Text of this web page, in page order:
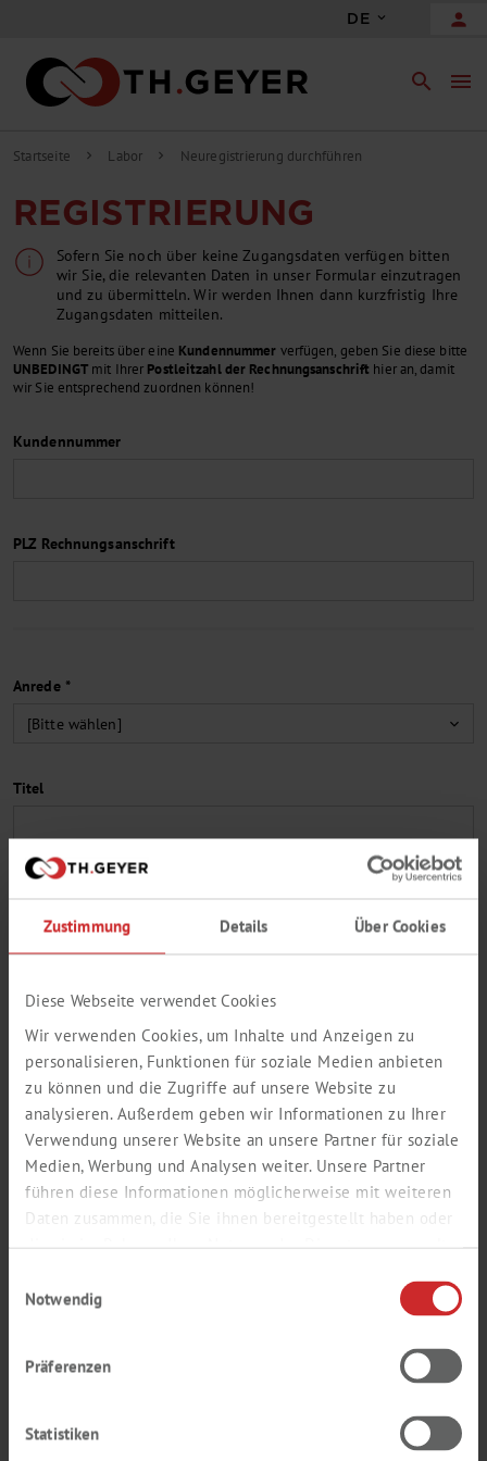
Zustimmung Details Über Cookies
Diese Webseite verwendet Cookies
Wir verwenden Cookies, um Inhalte und Anzeigen zu
personalisieren, Funktionen für soziale Medien anbieten
zu können und die Zugriffe auf unsere Website zu
analysieren. Außerdem geben wir Informationen zu Ihrer
Verwendung unserer Website an unsere Partner für soziale
Medien, Werbung und Analysen weiter. Unsere Partner
führen diese Informationen möglicherweise mit weiteren
Daten zusammen, die Sie ihnen bereitgestellt haben oder
die sie im Rahmen Ihrer Nutzung der Dienste gesammelt
Notwendig
Präferenzen
Statistiken
DE person
search menu
Startseite chevron_right Labor chevron_right Neuregistrierung durchführen
REGISTRIERUNG
Sofern Sie noch über keine Zugangsdaten verfügen bitten
wir Sie, die relevanten Daten in unser Formular einzutragen
und zu übermitteln. Wir werden Ihnen dann kurzfristig Ihre
Zugangsdaten mitteilen.
Wenn Sie bereits über eine Kundennummer verfügen, geben Sie diese bitte
UNBEDINGT mit Ihrer Postleitzahl der Rechnungsanschrift hier an, damit
wir Sie entsprechend zuordnen können!
Kundennummer
PLZ Rechnungsanschrift
Anrede *
Titel
Nachname *
E-Mail (Firmen-Adresse) *
Wiederholung E-Mail *
Passwort *